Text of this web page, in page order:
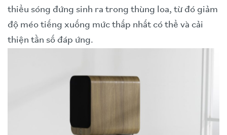
thiểu sóng đứng sinh ra trong thùng loa, từ đó giảm
độ méo tiếng xuống mức thấp nhất có thể và cải
thiện tần số đáp ứng.